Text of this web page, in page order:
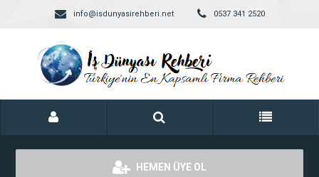
info@isdunyasirehberi.net 0537 341 2520
HEMEN ÜYE OL